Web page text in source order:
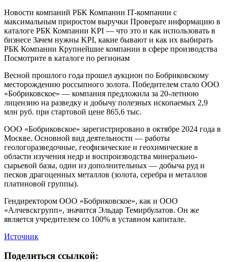
Новости компаний РБК Компании IT-компании с
максимальным приростом выручки Проверьте информацию в
каталоге РБК Компании KPI — что это и как использовать в
бизнесе Зачем нужны KPI, какие бывают и как их выбирать
РБК Компании Крупнейшие компании в сфере производства
Посмотрите в каталоге по регионам
Весной прошлого года прошел аукцион по Бобриковскому
месторождению россыпного золота. Победителем стало ООО
«Бобриковское» — компания предложила за 20-летнюю
лицензию на разведку и добычу полезных ископаемых 2,9
млн руб. при стартовой цене 865,6 тыс.
ООО «Бобриковское» зарегистрировано в октябре 2024 года в
Москве. Основной вид деятельности — работы
геологоразведочные, геофизические и геохимические в
области изучения недр и воспроизводства минерально-
сырьевой базы, один из дополнительных — добыча руд и
песков драгоценных металлов (золота, серебра и металлов
платиновой группы).
Гендиректором ООО «Бобриковское», как и ООО
«Алчевскгрупп», значится Эльдар Темирбулатов. Он же
является учредителем со 100% в уставном капитале.
Источник
Поделиться ссылкой: